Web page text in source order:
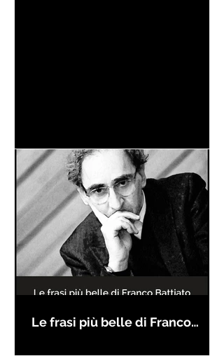
Le frasi più belle di Franco